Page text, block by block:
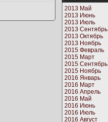
2013 Май
2013 Июнь
2013 Июль
2013 Сентябрь
2013 Октябрь
2013 Ноябрь
2015 Февраль
2015 Март
2015 Сентябрь
2015 Ноябрь
2016 Январь
2016 Март
2016 Апрель
2016 Май
2016 Июнь
2016 Июль
2016 Август